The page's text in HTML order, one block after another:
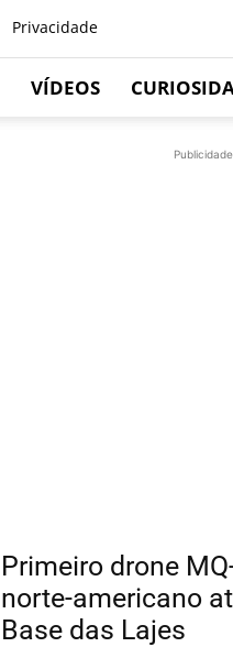
Privacidade
VÍDEOS
Publicidade
Primeiro drone
norte-americano
Base das Lajes